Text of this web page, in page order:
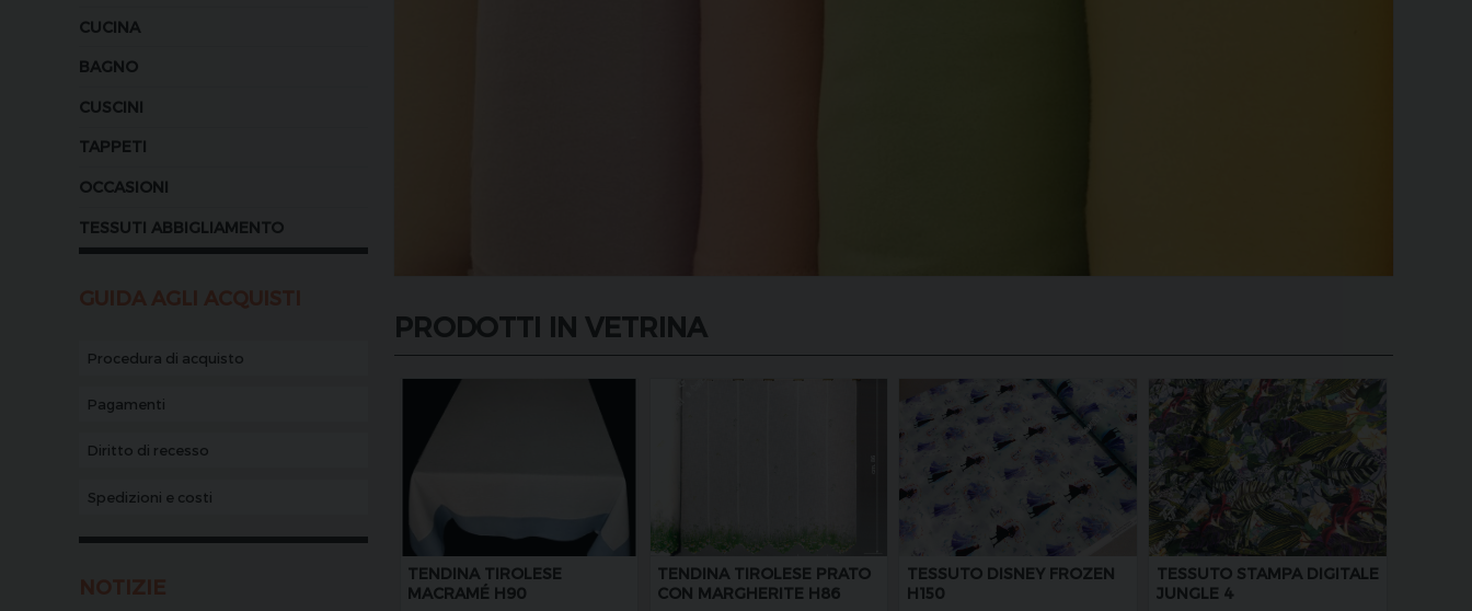
CUCINA
BAGNO
CUSCINI
TAPPETI
OCCASIONI
TESSUTI ABBIGLIAMENTO
GUIDA AGLI ACQUISTI
Procedura di acquisto
Pagamenti
Diritto di recesso
Spedizioni e costi
NOTIZIE
PRODOTTI IN VETRINA
TENDINA TIROLESE
MACRAMÉ H90
TENDINA TIROLESE PRATO
CON MARGHERITE H86
TESSUTO DISNEY FROZEN
H150
TESSUTO STAMPA DIGITALE
JUNGLE 4